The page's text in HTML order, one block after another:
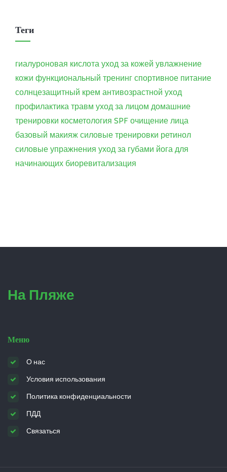
Теги
гиалуроновая кислота уход за кожей увлажнение
кожи функциональный тренинг спортивное питание
солнцезащитный крем антивозрастной уход
профилактика травм уход за лицом домашние
тренировки косметология SPF очищение лица
базовый макияж силовые тренировки ретинол
силовые упражнения уход за губами йога для
начинающих биоревитализация
На Пляже
Меню
О нас
Условия использования
Политика конфиденциальности
ПДД
Связаться